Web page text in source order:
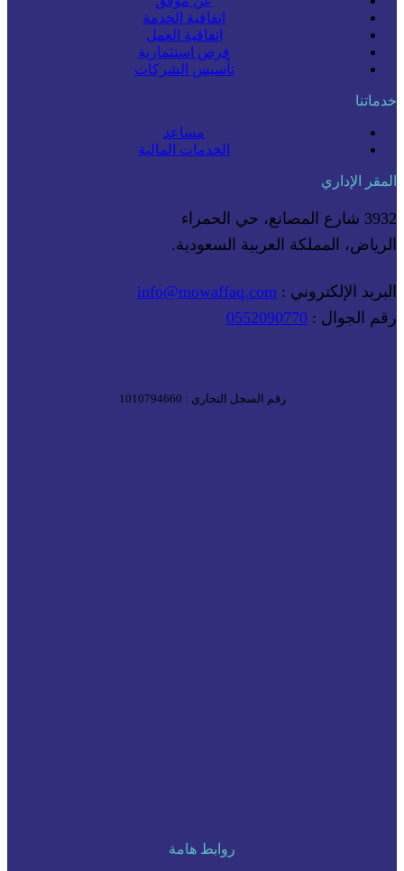
اتفاقية الخدمة
اتفاقية العمل
فرص استثمارية
تأسيس الشركات
خدماتنا
مساعد
الخدمات المالية
المقر الإداري
3932 شارع المصانع، حي الحمراء
الرياض، المملكة العربية السعودية.
البريد الإلكتروني : info@mowaffaq.com
رقم الجوال : 0552090770
رقم السجل التجاري : 1010794660
روابط هامة